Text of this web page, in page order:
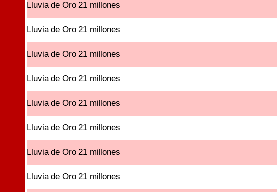
Lluvia de Oro 21 millones
Lluvia de Oro 21 millones
Lluvia de Oro 21 millones
Lluvia de Oro 21 millones
Lluvia de Oro 21 millones
Lluvia de Oro 21 millones
Lluvia de Oro 21 millones
Lluvia de Oro 21 millones